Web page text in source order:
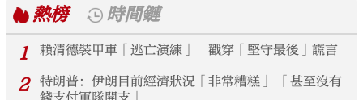
熱榜
時間鏈
1
賴清德裝甲車「逃亡演練」 戳穿「堅守最後」謊言
2
特朗普：伊朗目前經濟狀況「非常糟糕」 「甚至沒有